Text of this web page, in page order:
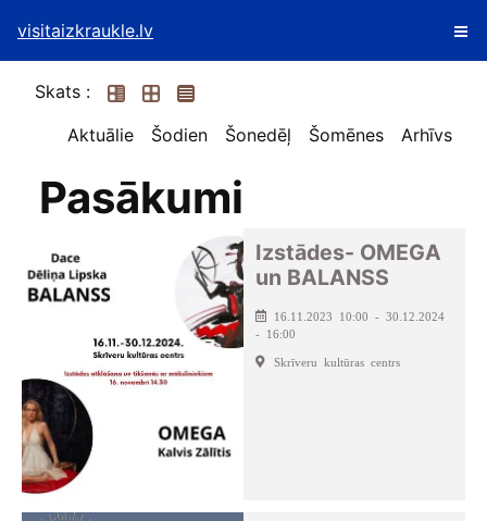
visitaizkraukle.lv
Skats :
Aktuālie
Šodien Šonedēļ Šomēnes Arhīvs
Pasākumi
Izstādes- OMEGA
un BALANSS
16.11.2023 10:00 - 30.12.2024
- 16:00
Skrīveru kultūras centrs